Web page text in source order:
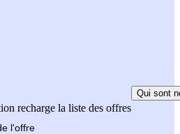
recharge la liste des offres
Qui sont
l'offre